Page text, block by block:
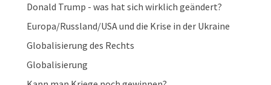
Donald Trump - was hat sich wirklich geändert?
Europa/Russland/USA und die Krise in der Ukraine
Globalisierung des Rechts
Globalisierung